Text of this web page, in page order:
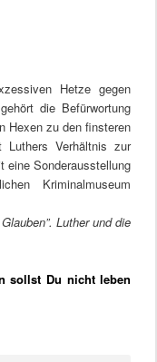
Hetze gegen
die Befürwortung
Hexen zu den finsteren
Luthers Verhältnis zur
eine Sonderausstellung
Kriminalmuseum
Luther und die
sollst Du nicht leben